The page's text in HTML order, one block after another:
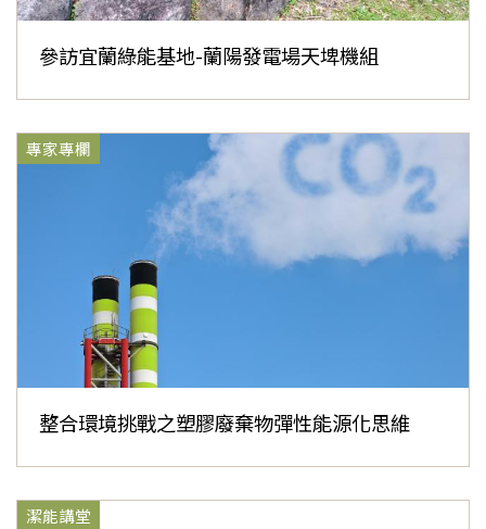
參訪宜蘭綠能基地-蘭陽發電場天埤機組
專家專欄
整合環境挑戰之塑膠廢棄物彈性能源化思維
潔能講堂